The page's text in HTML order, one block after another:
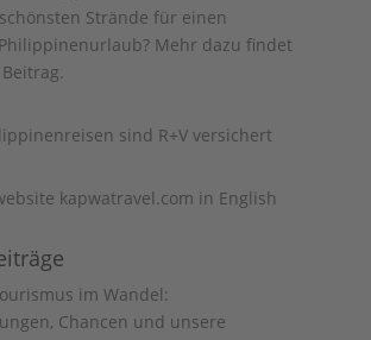
Strände für einen
Mehr dazu findet
.
kapwatravel.com in English
im Wandel:
Chancen und unsere